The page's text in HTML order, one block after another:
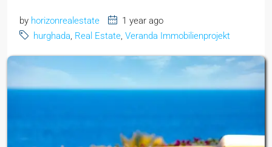
by horizonrealestate
1 year ago
hurghada, Real Estate, Veranda Immobilienprojekt